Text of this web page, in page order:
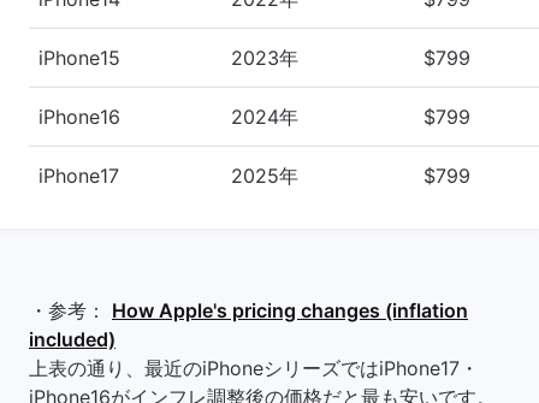
iPhone15 2023年 $799
iPhone16 2024年 $799
iPhone17 2025年 $799
・参考： How Apple's pricing changes (inflation
included)
上表の通り、最近のiPhoneシリーズではiPhone17・
iPhone16がインフレ調整後の価格だと最も安いです。